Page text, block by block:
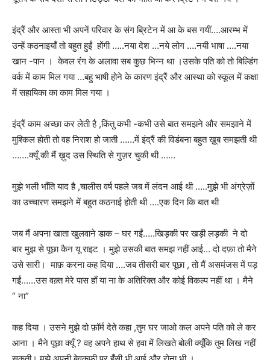
इंद्रैं और आस्ता भी अपनें परिवार के संग ब्रिटेन में आ के बस गयीं….आरम्भ में
उन्हें कठनाइयाँ तो बहुत हुईं होंगी …..नया देश …नये लोग ….नयी भाषा ….नया
खान -पान । केवल रंग के अलावा सब कुछ भिन्न था ।उसके पति को तो बिल्डिंग
वर्क में काम मिल गया …बहु भाषी होने के कारण इंद्रैं और आस्था को स्कूल में कक्षा
में सहायिका का काम मिल गया ।
इंद्रैं काम अच्छा कर लेती है ,किंतु कभी -कभी उसे बात समझने और समझाने में
मुश्किल होती तो वह निराश हो जाती ……में इंद्रैं की विडंबना बहुत ख़ूब समझती थी
…….क्यूँ की मैं ख़ुद उस स्थिति से गुज़र चुकी थी ……
मुझे भली भाँति याद है ,चालीस वर्ष पहले जब में लंदन आई थी …..मुझे भी अंग्रेज़ों
का उच्चारण समझने में बहुत कठनाई होती थी ….एक दिन कि बात थी
जब मैं अपना खाता खुलवाने डाक – घर गईं…..खिड़की पर खड़ी लड़की ने दो
बार मुझ से पूछा कैन यू राइट । मुझे उसकी बात समझ नहीं आई… दो दफ़ा तो मैने
उसे सारी। माफ़ करना कह दिया ….जब तीसरी बार पूछा , तो मैं असमंजस में पड़
गईं……उस वक़्त मेरे पास हाँ या ना के अतिरिक्त और कोई विकल्प नहीं था । मैने
“ ना”
कह दिया । उसने मुझे दो फ़ॉर्म देते कहा ,तुम घर जाओ कल अपने पति को ले कर
आना । मैने पूछा क्यूँ ? वह अपने हाथ से हवा में लिखते बोली क्यूँकि तुम लिख नहीं